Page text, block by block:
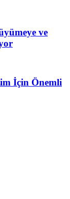
ve
İçin Önemli